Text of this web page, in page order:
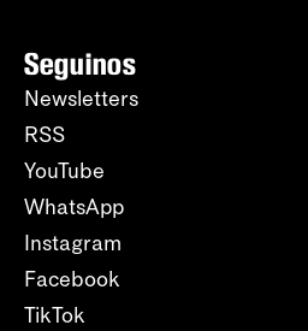
Seguinos
Newsletters
RSS
YouTube
WhatsApp
Instagram
Facebook
TikTok